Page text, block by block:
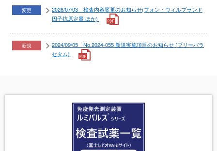
変更
2026/07/03 検査内容変更のお知らせ(フォン・ウィルブランド
因子抗原定量 ほか)
新規
2024/09/05 No.2024-055 新規実施項目のお知らせ (ブリーバラ
セタム)